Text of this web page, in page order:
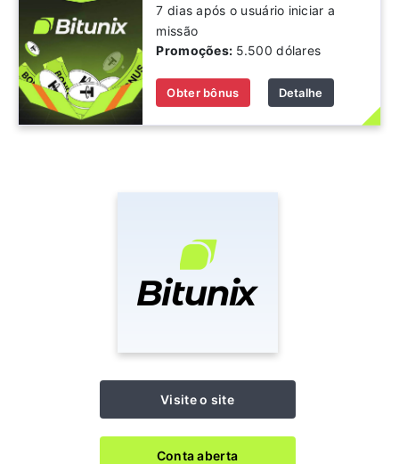
7 dias após o usuário iniciar a
missão
Promoções: 5.500 dólares
Obter bônus Detalhe
Visite o site
Conta aberta